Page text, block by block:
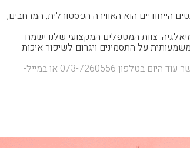
הייחודיים הוא האווירה הפסטורלית, המרחבים,
צוות המטפלים המקצועי שלנו ישמח
על התסמינים ויגרום לשיפור איכות
קשר עוד היום בטלפון 073-7260556 או במייל-